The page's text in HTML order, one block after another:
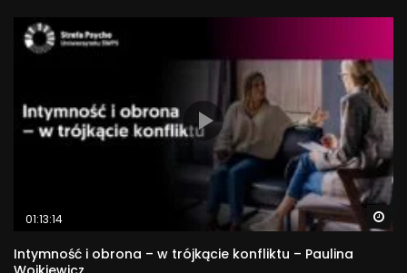
01:13:14
Intymność i obrona – w trójkącie konfliktu – Paulina